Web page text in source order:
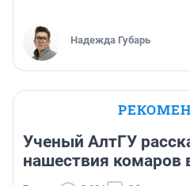
Надежда Губарь
Ученый АлтГУ
нашествия комаров